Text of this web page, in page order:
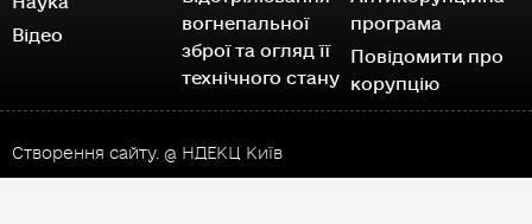
Відео
вогнепальної
зброї та огляд її
технічного стану
програма
Повідомити про
корупцію
Створення сайту. @ НДЕКЦ Київ